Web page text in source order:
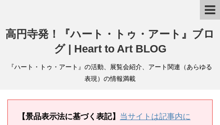
高円寺発！『ハート・トゥ・アート』ブロ
グ | Heart to Art BLOG
『ハート・トゥ・アート』の活動、展覧会紹介、アート関連（あらゆる
表現）の情報満載
【景品表示法に基づく表記】 当サイトは記事内に